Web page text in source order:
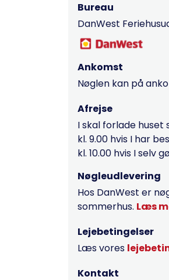
Bureau
DanWest
Ankomst
Nøglen kan på
Afrejse
I skal forlade huset
kl. 9.00 hvis I har
kl. 10.00 hvis I selv
Nøgleudlevering
Hos DanWest er
sommerhus. Læs
Lejebetingelser
Læs vores
Kontakt